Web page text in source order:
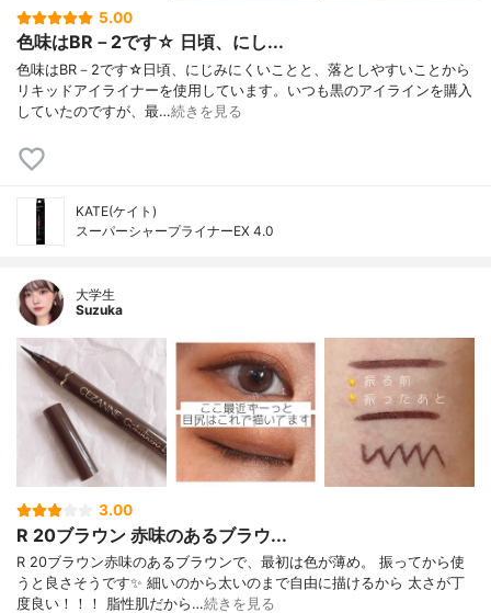
5.00
色味はBR－2です☆ 日頃、にし...
色味はBR－2です☆日頃、にじみにくいことと、落としやすいことから
リキッドアイライナーを使用しています。いつも黒のアイラインを購入
していたのですが、最…続きを見る
KATE(ケイト)
スーパーシャープライナーEX 4.0
大学生
Suzuka
3.00
R 20ブラウン 赤味のあるブラウ...
R 20ブラウン赤味のあるブラウンで、最初は色が薄め。 振ってから使
うと良さそうです✨ 細いのから太いのまで自由に描けるから 太さが丁
度良い！！！ 脂性肌だから…続きを見る